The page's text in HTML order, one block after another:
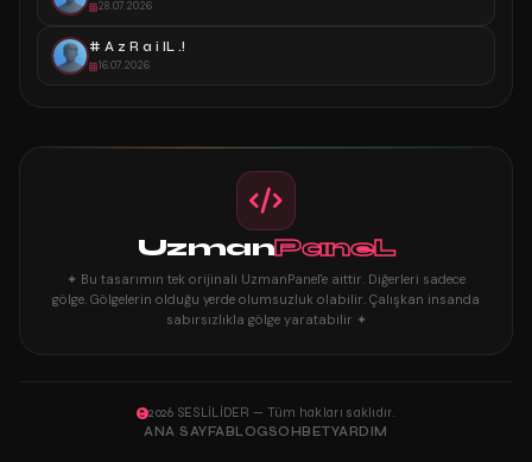
28.07.2026
# A z R a i lL .!
16.07.2026
UzmanPaneL
✦ Bu tasarımın tek orijinali UzmanPanel'e aittir. Diğerleri sadece
gölge. Gölgelerin olduğu yerde olumsuzluk olabilir. Çalışkan insanda
sabırsızlıkla gölge yaratabilir ✦
2026 SESLİLİDER — Tüm hakları saklıdır.
ANA SAYFABLOGSOHBETYARDIM